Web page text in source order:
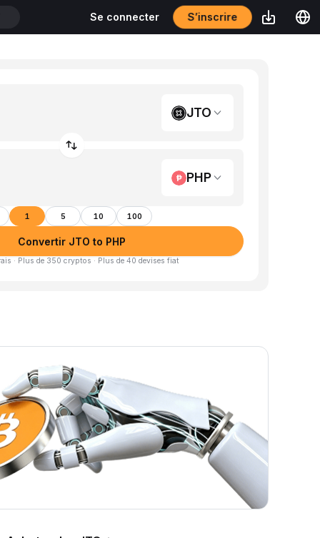
Se connecter S’inscrire
JTO
PHP
1 5 10 100
Convertir JTO to PHP
· Plus de 350 cryptos · Plus de 40 devises fiat
du